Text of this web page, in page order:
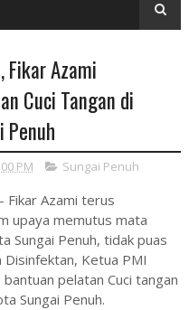
Fikar Azami
Cuci Tangan di
Penuh
PM Sungai Penuh
Fikar Azami terus
upaya memutus mata
Sungai Penuh, tidak puas
Ketua PMI
pelatan Cuci tangan
Sungai Penuh.